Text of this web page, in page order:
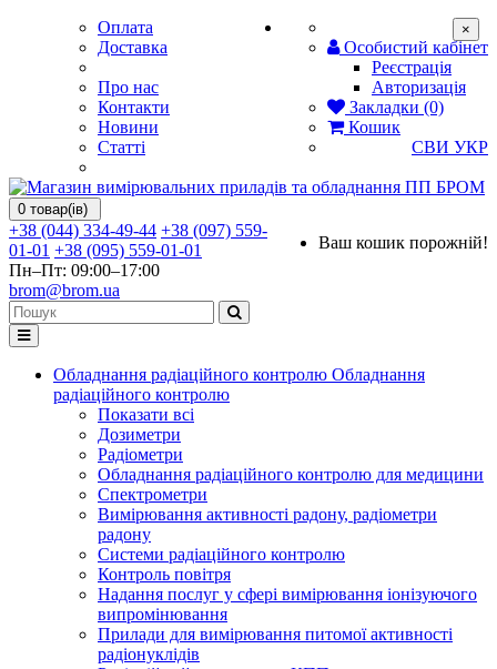
Оплата
Доставка
Про нас
Контакти
Новини
Статті
Особистий кабінет
Реєстрація
Авторизація
Закладки (0)
Кошик
СВИ УКР
0 товар(ів)
Ваш кошик порожній!
+38 (044) 334-49-44 +38 (097) 559-
01-01 +38 (095) 559-01-01
Пн–Пт: 09:00–17:00
brom@brom.ua
Обладнання радіаційного контролю Обладнання
радіаційного контролю
Показати всі
Дозиметри
Радіометри
Обладнання радіаційного контролю для медицини
Спектрометри
Вимірювання активності радону, радіометри
радону
Системи радіаційного контролю
Контроль повітря
Надання послуг у сфері вимірювання іонізуючого
випромінювання
Прилади для вимірювання питомої активності
радіонуклідів
×